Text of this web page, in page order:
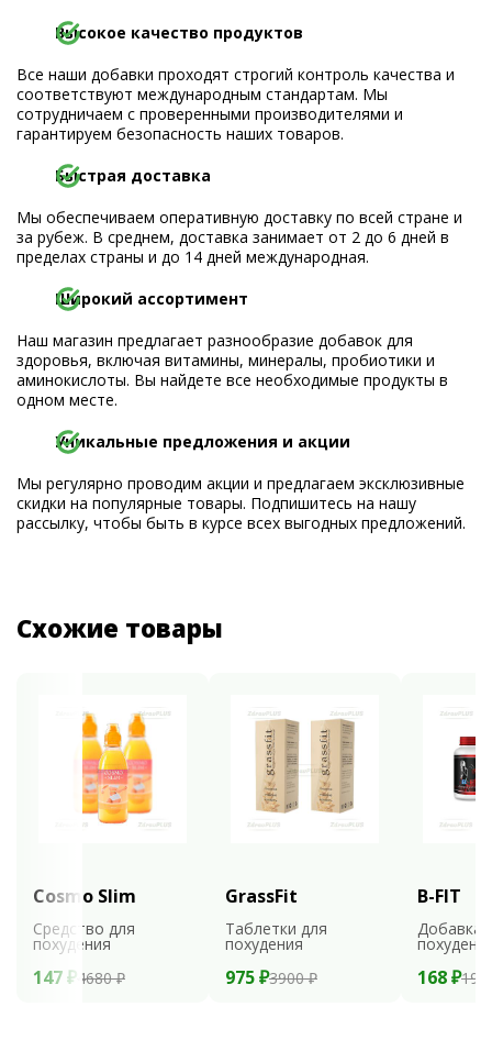
Высокое качество продуктов
Все наши добавки проходят строгий контроль качества и
соответствуют международным стандартам. Мы
сотрудничаем с проверенными производителями и
гарантируем безопасность наших товаров.
Быстрая доставка
Мы обеспечиваем оперативную доставку по всей стране и
за рубеж. В среднем, доставка занимает от 2 до 6 дней в
пределах страны и до 14 дней международная.
Широкий ассортимент
Наш магазин предлагает разнообразие добавок для
здоровья, включая витамины, минералы, пробиотики и
аминокислоты. Вы найдете все необходимые продукты в
одном месте.
Уникальные предложения и акции
Мы регулярно проводим акции и предлагаем эксклюзивные
скидки на популярные товары. Подпишитесь на нашу
рассылку, чтобы быть в курсе всех выгодных предложений.
Схожие товары
Cosmo Slim
Средство для
похудения
147 ₽ 4680 ₽
GrassFit
Таблетки для
похудения
975 ₽3900 ₽
B-FIT
Добавка
168 ₽